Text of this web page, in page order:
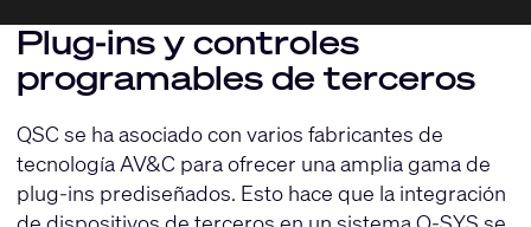
Plug-ins y controles
programables de terceros
QSC se ha asociado con varios fabricantes de
tecnología AV&C para ofrecer una amplia gama de
plug-ins prediseñados. Esto hace que la integración